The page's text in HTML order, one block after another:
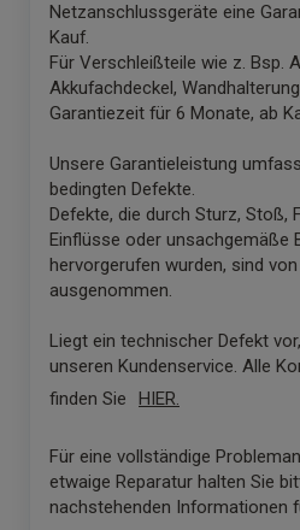
Netzanschlussgeräte eine
Kauf.
Für Verschleißteile wie z. Bsp.
Akkufachdeckel,
Garantiezeit für 6 Monate, ab
Unsere Garantieleistung
bedingten Defekte.
Defekte, die durch Sturz, Stoß,
Einflüsse oder unsachgemäße
hervorgerufen wurden, sind
ausgenommen.
Liegt ein technischer Defekt
unseren Kundenservice. Alle
finden Sie
HIER.
Für eine vollständige
etwaige Reparatur halten Sie
nachstehenden Informationen